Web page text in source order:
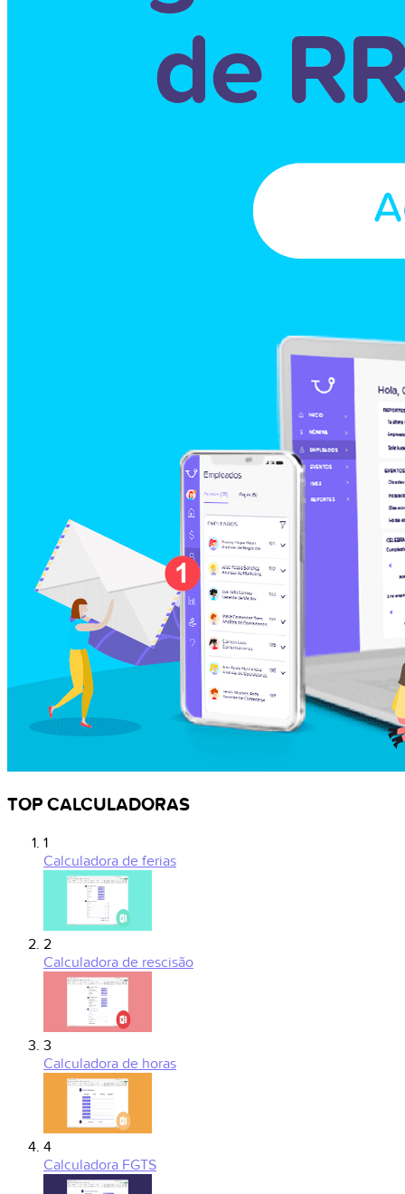
TOP CALCULADORAS
1
Calculadora de ferias
2
Calculadora de rescisão
3
Calculadora de horas
4
Calculadora FGTS